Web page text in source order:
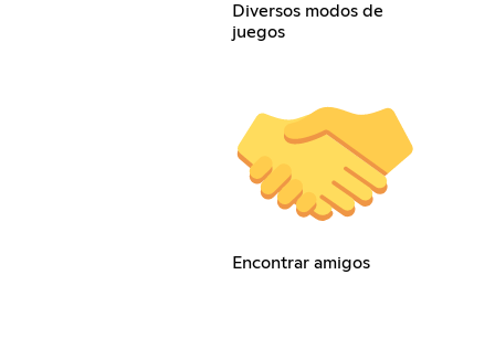
Diversos modos de
juegos
Encontrar amigos